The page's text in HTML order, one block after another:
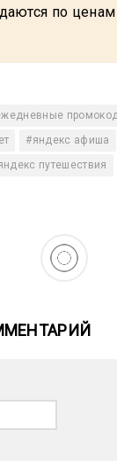
по ценам
#яндекс афиша
путешествия